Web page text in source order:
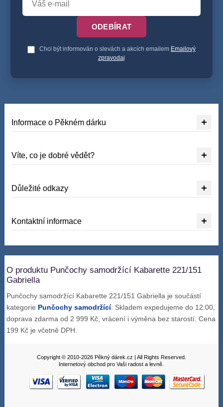
ODEBÍRAT
Chci být informován o slevách a akcích emailem Emailový
zpravodaj
Informace o Pěkném dárku
Víte, co je dobré vědět?
Důležité odkazy
Kontaktní informace
O produktu Punčochy samodržící Kabarette 221/151
Gabriella
Punčochy samodržící Kabarette 221/151 Gabriella je součástí
kategorie Punčochy samodržící. Skladem expedujeme do 12:00,
doprava zdarma od 2 999 Kč, vrácení i výměna bez starostí. Cena
199 Kč je včetně DPH.
Copyright © 2010-2026 Pěkný dárek.cz | All Rights Reserved.
Internetový obchod pro Vaši radost a levně.